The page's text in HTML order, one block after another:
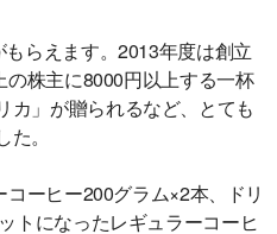
らえます。2013年度は創立
株主に8000円以上する一杯
カ」が贈られるなど、とても
。
ーヒー200グラム×2本、ドリ
トになったレギュラーコーヒ